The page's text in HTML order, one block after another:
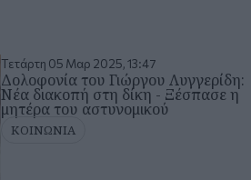
Τετάρτη 05 Μαρ 2025, 13:47
Δολοφονία του Γιώργου Λυγγερίδη:
Νέα διακοπή στη δίκη - Ξέσπασε η
μητέρα του αστυνομικού
ΚΟΙΝΩΝΙΑ